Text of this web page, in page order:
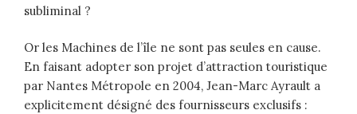
subliminal ?
Or les Machines de l’île ne sont pas seules en cause.
En faisant adopter son projet d’attraction touristique
par Nantes Métropole en 2004, Jean-Marc Ayrault a
explicitement désigné des fournisseurs exclusifs :